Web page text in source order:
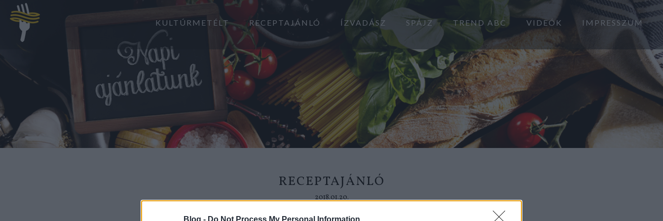
Blog - Do Not Process My Personal Information
KULTÚRMETÉLT RECEPTAJÁNLÓ ÍZVADÁSZ SPÁJZ TREND ABC VIDEÓK IMPRESSZUM
RECEPTAJÁNLÓ
2018.01.20.